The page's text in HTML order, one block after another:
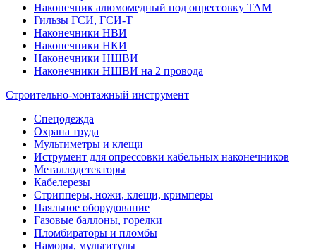
Наконечник алюмомедный под опрессовку ТАМ
Гильзы ГСИ, ГСИ-Т
Наконечники НВИ
Наконечники НКИ
Наконечники НШВИ
Наконечники НШВИ на 2 провода
Строительно-монтажный инструмент
Спецодежда
Охрана труда
Мультиметры и клещи
Иструмент для опрессовки кабельных наконечников
Металлодетекторы
Кабелерезы
Стрипперы, ножи, клещи, кримперы
Паяльное оборудование
Газовые баллоны, горелки
Пломбираторы и пломбы
Наморы, мультитулы